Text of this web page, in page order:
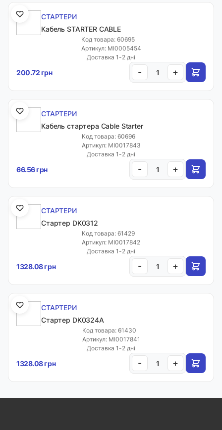
СТАРТЕРИ
Кабель STARTER CABLE
Код товара: 60695
Артикул: MI0005454
Доставка 1-2 дні
200.72 грн - +
СТАРТЕРИ
Кабель стартера Cable Starter
Код товара: 60696
Артикул: MI0017843
Доставка 1-2 дні
66.56 грн - +
СТАРТЕРИ
Стартер DK0312
Код товара: 61429
Артикул: MI0017842
Доставка 1-2 дні
1328.08 грн - +
СТАРТЕРИ
Стартер DK0324A
Код товара: 61430
Артикул: MI0017841
Доставка 1-2 дні
1328.08 грн - +